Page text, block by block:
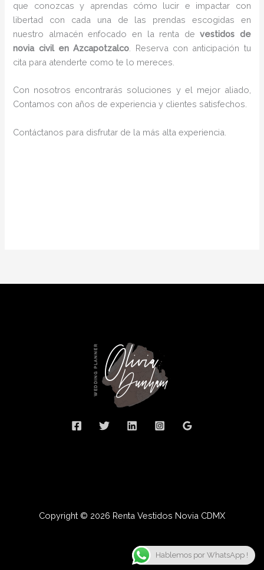
que conozcas y aprendas cómo lucir e impactar con
libertad con cada una de las prendas escogidas en
nuestro almacén enfocado en la renta devestidos de
novia civil en Azcapotzalco . Reserva con anticipación tu
cita para atenderte como te lo mereces.
Con nosotros encontrarás soluciones y el mejor aliado,
Contamos con años de experiencia y clientes satisfechos.
Contáctanos para disfrutar de la más alta experiencia.
Copyright © 2026 Renta Vestidos Novia CDMX
Hablemos por WhatsApp !